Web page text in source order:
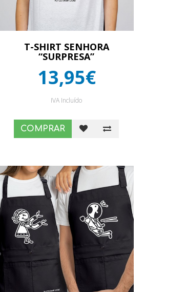
T-SHIRT SENHORA
“SURPRESA”
13,95€
IVA Incluído
COMPRAR